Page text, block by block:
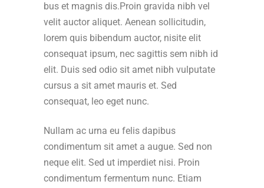
bus et magnis dis.Proin gravida nibh vel
velit auctor aliquet. Aenean sollicitudin,
lorem quis bibendum auctor, nisite elit
consequat ipsum, nec sagittis sem nibh id
elit. Duis sed odio sit amet nibh vulputate
cursus a sit amet mauris et. Sed
consequat, leo eget nunc.
Nullam ac urna eu felis dapibus
condimentum sit amet a augue. Sed non
neque elit. Sed ut imperdiet nisi. Proin
condimentum fermentum nunc. Etiam